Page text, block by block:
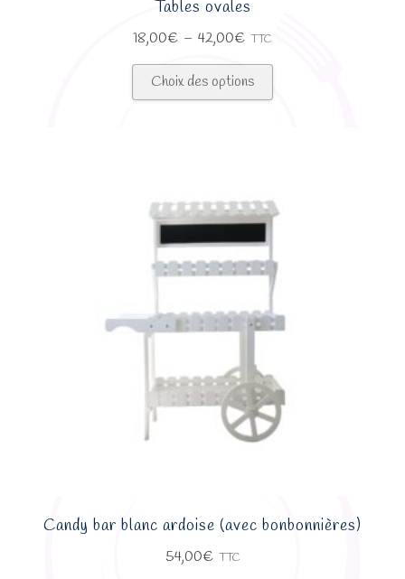
Tables ovales
18,00€ – 42,00€Plage
prix :
18,00€
TTC
Choix des options
Ce
options
être
choisies
la
du
produit
Candy bar blanc ardoise (avec bonbonnières)
54,00€ TTC